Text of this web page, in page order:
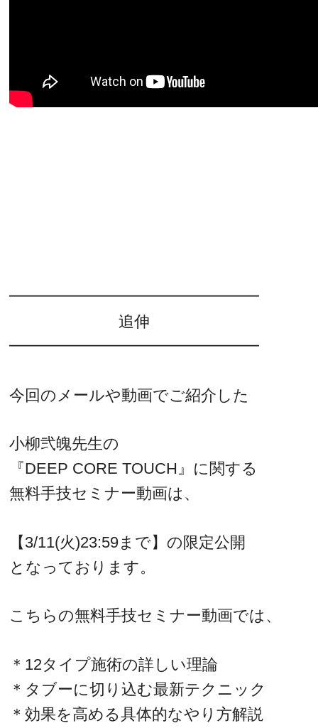
━━━━━━━━━━━━━━━━
追伸
━━━━━━━━━━━━━━━━
今回のメールや動画でご紹介した
小柳弐魄先生の
『DEEP CORE TOUCH』に関する
無料手技セミナー動画は、
【3/11(火)23:59まで】の限定公開
となっております。
こちらの無料手技セミナー動画では、
＊12タイプ施術の詳しい理論
＊タブーに切り込む最新テクニック
＊効果を高める具体的なやり方解説